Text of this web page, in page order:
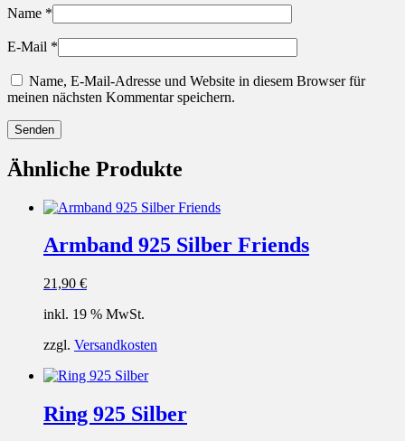
Name *
E-Mail *
Name, E-Mail-Adresse und Website in diesem Browser für
meinen nächsten Kommentar speichern.
Ähnliche Produkte
Armband 925 Silber Friends
21,90 €
inkl. 19 % MwSt.
zzgl. Versandkosten
Ring 925 Silber